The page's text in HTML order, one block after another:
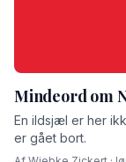
Mindeord om
En ildsjæl er her
er gået bort.